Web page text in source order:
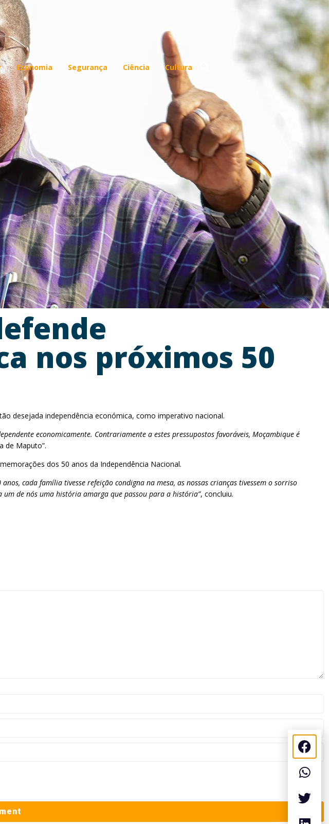
Economia Segurança Ciência Cultura
nos próximos 50
desejada independência económica, como imperativo nacional.
economicamente. Contrariamente a estes pressupostos favoráveis, Moçambique é
de Maputo”.
dos 50 anos da Independência Nacional.
cada família tivesse refeição condigna na mesa, as nossas crianças tivessem o sorriso
um de nós uma história amarga que passou para a história”, concluiu.